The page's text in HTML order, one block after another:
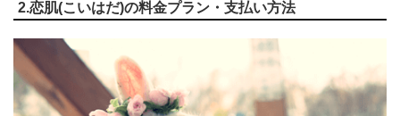
2.恋肌(こいはだ)の料金プラン・支払い方法